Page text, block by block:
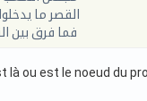
القصر ما
فما فرق بين
là ou est le noeud du